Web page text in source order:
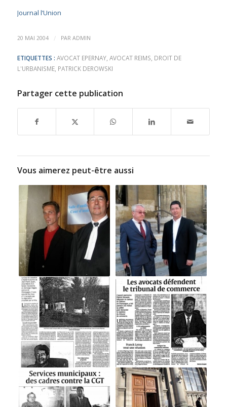
Journal l’Union
20 MAI 2004 / PAR ADMIN
ETIQUETTES : AVOCAT EPERNAY, AVOCAT REIMS DROIT DE
L'URBANISME, PATRICK DEROWSKI
Partager cette publication
Vous aimerez peut-être aussi